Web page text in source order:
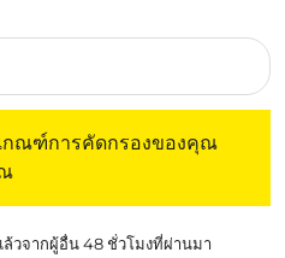
กณฑ์การคัดกรองของคุณ
วจากผู้อื่น 48 ชั่วโมงที่ผ่านมา